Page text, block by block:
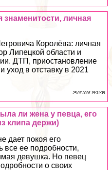
личная
Королёва: личная
Липецкой области и
ДТП, приостановление
уход в отставку в 2021
25 07 2026 15:31:38
ли жена у певца, его
клипа держи)
дает покоя его
все ее подробности,
дeвyшка. Но певец
о своих